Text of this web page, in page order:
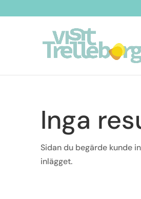
Inga
Sidan du begärde kunde
inlägget.